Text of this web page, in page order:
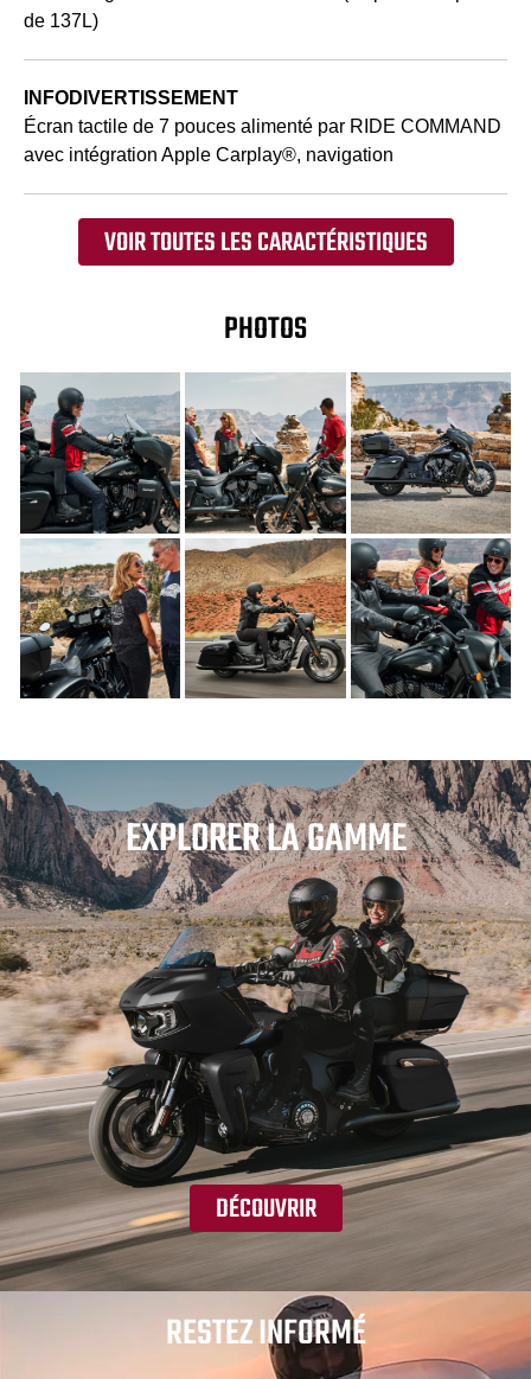
de 137L)
INFODIVERTISSEMENT
Écran tactile de 7 pouces alimenté par RIDE COMMAND
avec intégration Apple Carplay®, navigation
VOIR TOUTES LES CARACTÉRISTIQUES
PHOTOS
EXPLORER LA GAMME
DÉCOUVRIR
RESTEZ INFORMÉ